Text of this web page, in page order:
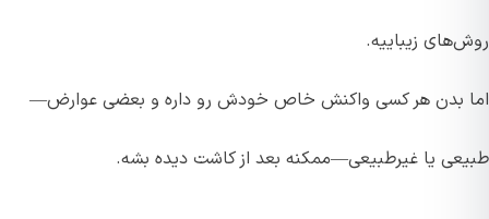
روش‌های زیباییه.
اما بدن هر کسی واکنش خاص خودش رو داره و بعضی عوارض—
طبیعی یا غیرطبیعی—ممکنه بعد از کاشت دیده بشه.